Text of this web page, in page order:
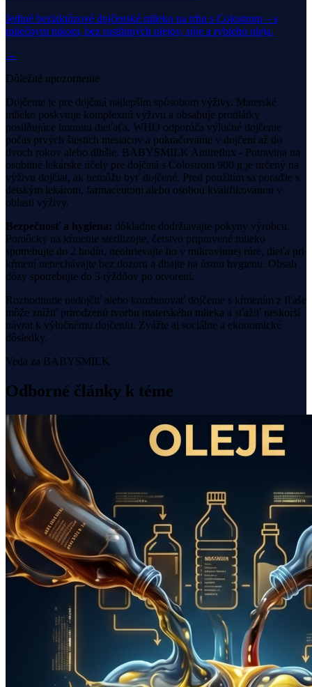
Jediné bezlaktózové dojčenské mlieko na trhu s Colostrom – s
mliečnym tukom, bez rastlinných olejov, sóje a rybieho oleja.
→
Dôležité upozornenie
Dojčenie je pre dojčatá najlepším spôsobom výživy. Materské
mlieko poskytuje komplexnú výživu a obsahuje protilátky
posilňujúce imunitu dieťaťa. WHO odporúča výlučné dojčenie
počas prvých šiestich mesiacov a pokračovanie v dojčení až do
dvoch rokov alebo dlhšie. BABYSMILK Antireflux - Potravina na
osobitné lekárske účely pre dojčatá s Colostrom 900 g je určený na
výživu dojčiat, ak nemôžu byť dojčené. Pred použitím sa poraďte s
detským lekárom, farmaceutom alebo osobou kvalifikovanou v
oblasti výživy.
Bezpečnosť a hygiena: dôkladne dodržiavajte pokyny výrobcu.
Pomôcky na kŕmenie sterilizujte, čerstvo pripravené mlieko
spotrebujte do 2 hodín, neohrievajte ho v mikrovlnnej rúre, dieťa pri
kŕmení nenechávajte bez dozoru a dbajte na ústnu hygienu. Obsah
dózy spotrebujte do 3 týždňov po otvorení.
Rozhodnutie nedojčiť alebo kombinovať dojčenie s kŕmením z fľaše
môže znížiť prirodzenú tvorbu materského mlieka a sťažiť neskorší
návrat k výlučnému dojčeniu. Zvážte aj sociálne a ekonomické
dôsledky.
Veda za BABYSMILK
Odborné články k téme